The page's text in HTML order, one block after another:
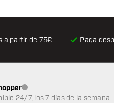
a partir de 75€ Paga
Atención al cliente no disponible
24/7, los 7 días de la semana